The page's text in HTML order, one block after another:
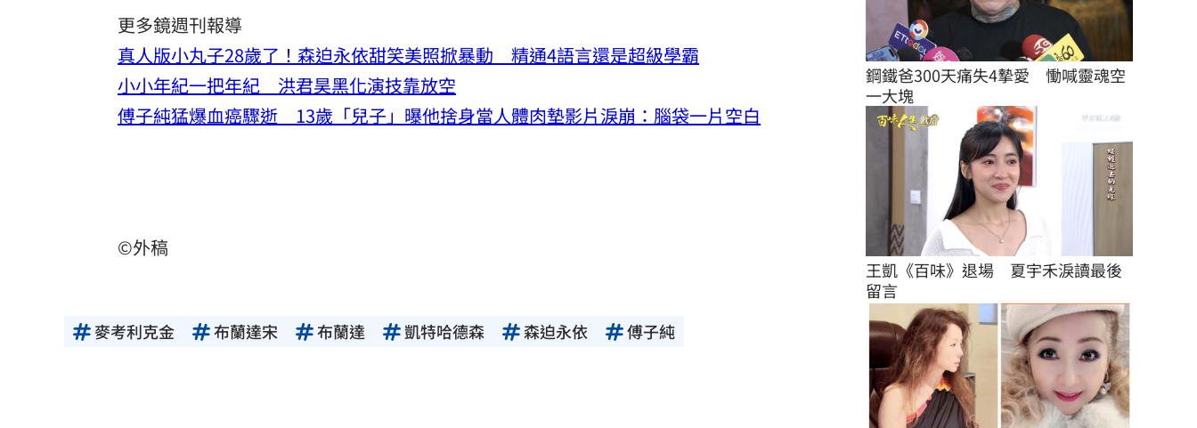
更多鏡週刊報導
真人版小丸子28歲了！森迫永依甜笑美照掀暴動 精通4語言還是超級學霸
小小年紀一把年紀 洪君昊黑化演技靠放空
傅子純猛爆血癌驟逝 13歲「兒子」曝他捨身當人體肉墊影片淚崩：腦袋一片空白
©外稿
麥考利克金 布蘭達宋 布蘭達 凱特哈德森 森迫永依 傅子純
鋼鐵爸300天痛失4摯愛　慟喊靈魂空
一大塊
王凱《百味》退場　夏宇禾淚讀最後
留言